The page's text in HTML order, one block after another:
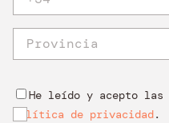
He leído y acepto las
Política de privacidad.